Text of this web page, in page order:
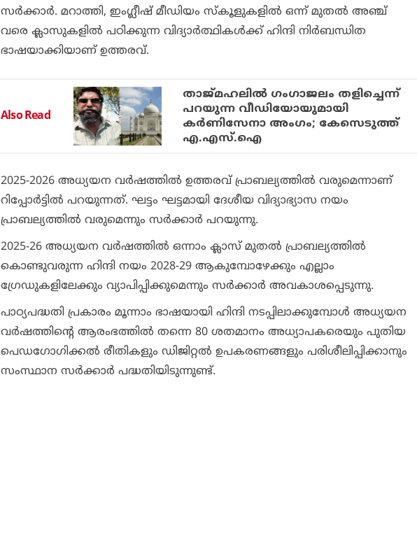
സര്‍ക്കാര്‍. മറാത്തി, ഇംഗ്ലീഷ് മീഡിയം സ്‌കൂളുകളില്‍ ഒന്ന് മുതല്‍ അഞ്ച്
വരെ ക്ലാസുകളില്‍ പഠിക്കുന്ന വിദ്യാര്‍ത്ഥികള്‍ക്ക് ഹിന്ദി നിര്‍ബന്ധിത
ഭാഷയാക്കിയാണ് ഉത്തരവ്.
Also Read
താജ്മഹലിൽ ഗംഗാജലം തളിച്ചെന്ന്
പറയുന്ന വീഡിയോയുമായി
കർണിസേനാ അംഗം; കേസെടുത്ത്
എ.എസ്‌.ഐ
2025-2026 അധ്യയന വര്‍ഷത്തില്‍ ഉത്തരവ് പ്രാബല്യത്തില്‍ വരുമെന്നാണ്
റിപ്പോര്‍ട്ടില്‍ പറയുന്നത്. ഘട്ടം ഘട്ടമായി ദേശീയ വിദ്യാഭ്യാസ നയം
പ്രാബല്യത്തില്‍ വരുമെന്നും സര്‍ക്കാര്‍ പറയുന്നു.
2025-26 അധ്യയന വര്‍ഷത്തില്‍ ഒന്നാം ക്ലാസ് മുതല്‍ പ്രാബല്യത്തില്‍
കൊണ്ടുവരുന്ന ഹിന്ദി നയം 2028-29 ആകുമ്പോഴേക്കും എല്ലാം
ഗ്രേഡുകളിലേക്കും വ്യാപിപ്പിക്കുമെന്നും സര്‍ക്കാര്‍ അവകാശപ്പെടുന്നു.
പാഠ്യപദ്ധതി പ്രകാരം മൂന്നാം ഭാഷയായി ഹിന്ദി നടപ്പിലാക്കുമ്പോള്‍ അധ്യയന
വര്‍ഷത്തിന്റെ ആരംഭത്തില്‍ തന്നെ 80 ശതമാനം അധ്യാപകരെയും പുതിയ
പെഡഗോഗിക്കല്‍ രീതികളും ഡിജിറ്റല്‍ ഉപകരണങ്ങളും പരിശീലിപ്പിക്കാനും
സംസ്ഥാന സര്‍ക്കാര്‍ പദ്ധതിയിടുന്നുണ്ട്.